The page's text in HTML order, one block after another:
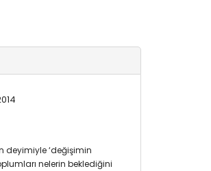
deyimiyle ‘değişimin
nelerin beklediğini